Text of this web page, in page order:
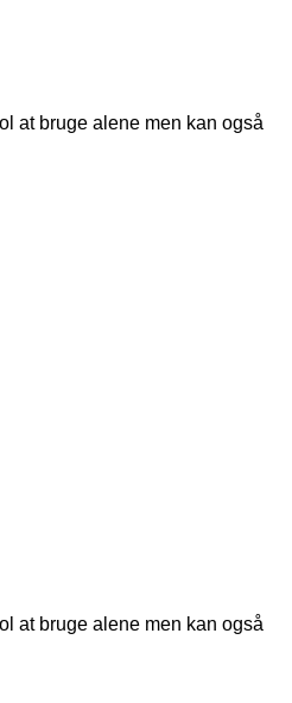
at bruge alene men kan også
at bruge alene men kan også